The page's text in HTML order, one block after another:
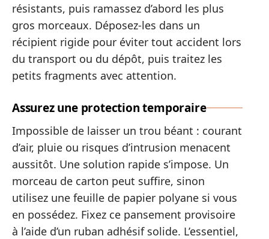
résistants, puis ramassez d’abord les plus
gros morceaux. Déposez-les dans un
récipient rigide pour éviter tout accident lors
du transport ou du dépôt, puis traitez les
petits fragments avec attention.
Assurez une protection temporaire
Impossible de laisser un trou béant : courant
d’air, pluie ou risques d’intrusion menacent
aussitôt. Une solution rapide s’impose. Un
morceau de carton peut suffire, sinon
utilisez une feuille de papier polyane si vous
en possédez. Fixez ce pansement provisoire
à l’aide d’un ruban adhésif solide. L’essentiel,